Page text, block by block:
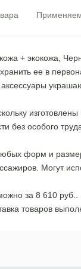
+ экокожа,
ее в
без особого
форм и
Могут
за 8 610
товаров